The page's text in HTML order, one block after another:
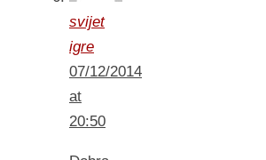
svijet
igre
07/12/2014
at
20:50